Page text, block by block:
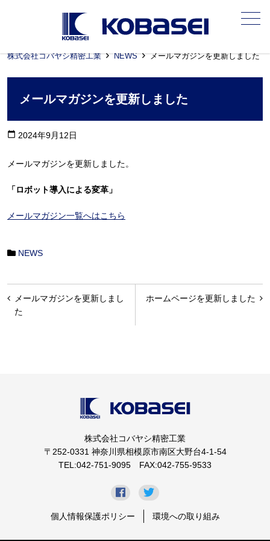
メニュー
株式会社コバヤシ精密工業 NEWS メールマガジンを更新しました
メールマガジンを更新しました
calendar_today 2024年9月12日
メールマガジンを更新しました。
「ロボット導入による変革」
メールマガジン一覧へはこちら
NEWS
投
稿
ホームページを更新しました
メールマガジンを更新しまし
た
株式会社コバヤシ精密工業
〒252-0331 神奈川県相模原市南区大野台4-1-54
TEL:042-751-9095 FAX:042-755-9533
個人情報保護ポリシー 環境への取り組み